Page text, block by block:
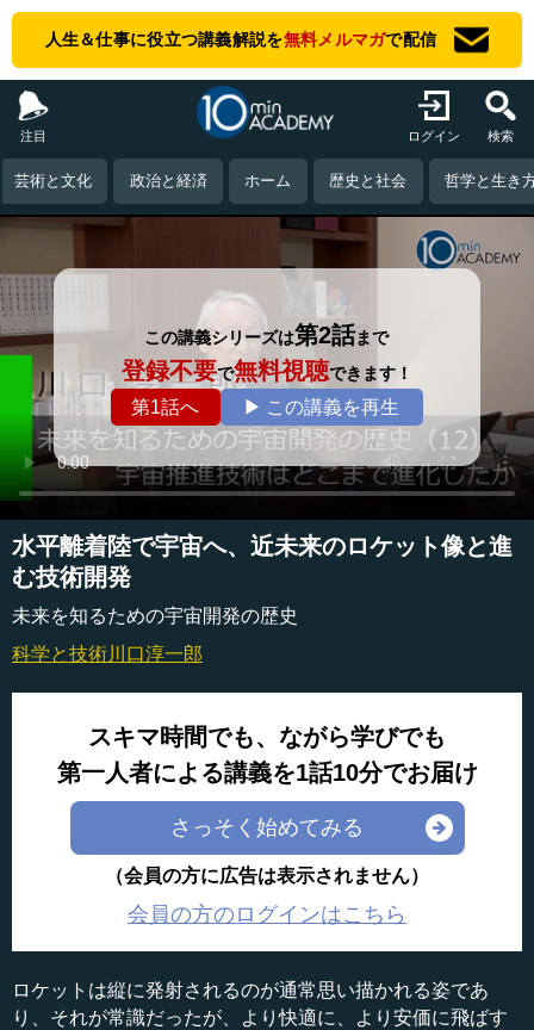
人生＆仕事に役立つ講義解説を無料メルマガで配信
注目 ログイン 検索
芸術と文化 政治と経済 ホーム 歴史と社会 哲学と生き
この講義シリーズは第2話まで
登録不要で無料視聴できます！
第1話へ ▶ この講義を再生
水平離着陸で宇宙へ、近未来のロケット像と進
む技術開発
未来を知るための宇宙開発の歴史
科学と技術川口淳一郎
スキマ時間でも、ながら学びでも
第一人者による講義を1話10分でお届け
さっそく始めてみる
（会員の方に広告は表示されません）
会員の方のログインはこちら
ロケットは縦に発射されるのが通常思い描かれる姿であ
り、それが常識だったが、より快適に、より安価に飛ばす